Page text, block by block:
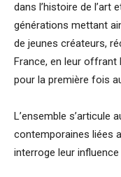
dans l’histoire de l’art
générations mettant
de jeunes créateurs,
France, en leur offrant
pour la première fois
L’ensemble s’articule
contemporaines liées
interroge leur